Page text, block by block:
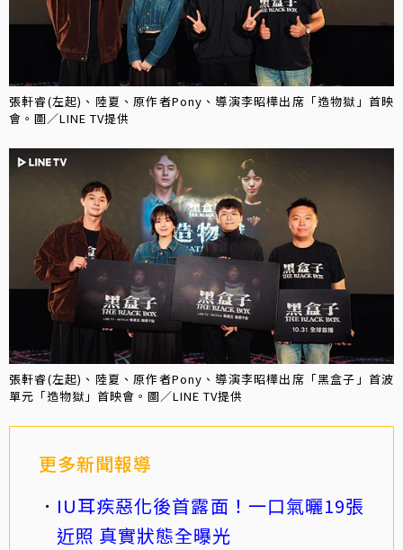
張軒睿(左起)、陸夏、原作者Pony、導演李昭樺出席「造物獄」首映
會。圖／LINE TV提供
張軒睿(左起)、陸夏、原作者Pony、導演李昭樺出席「黑盒子」首波
單元「造物獄」首映會。圖／LINE TV提供
更多新聞報導
IU耳疾惡化後首露面！一口氣曬19張
近照 真實狀態全曝光